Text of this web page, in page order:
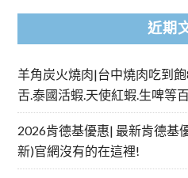
近期
羊角炭火燒肉|台中燒肉吃到
舌.泰國活蝦.天使紅蝦.生啤等
2026肯德基優惠| 最新肯德基
新)官網沒有的在這裡!